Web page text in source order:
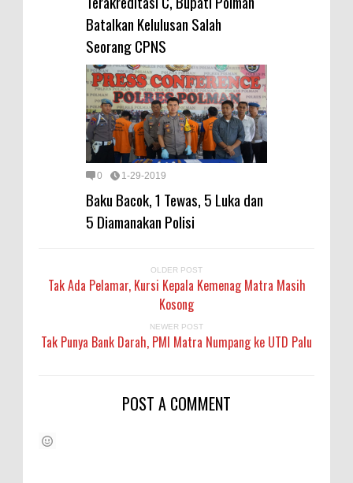
Batalkan Kelulusan Salah
Seorang CPNS
0 1-29-2019
Baku Bacok, 1 Tewas, 5 Luka dan
5 Diamanakan Polisi
OLDER POST
Tak Ada Pelamar, Kursi Kepala Kemenag Matra Masih
Kosong
NEWER POST
Tak Punya Bank Darah, PMI Matra Numpang ke UTD Palu
POST A COMMENT